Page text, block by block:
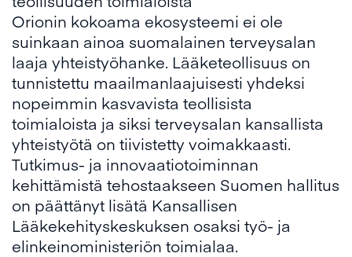
Orionin kokoama ekosysteemi ei ole
suinkaan ainoa suomalainen terveysalan
laaja yhteistyöhanke. Lääketeollisuus on
tunnistettu maailmanlaajuisesti yhdeksi
nopeimmin kasvavista teollisista
toimialoista ja siksi terveysalan kansallista
yhteistyötä on tiivistetty voimakkaasti.
Tutkimus- ja innovaatiotoiminnan
kehittämistä tehostaakseen Suomen hallitus
on päättänyt lisätä Kansallisen
Lääkekehityskeskuksen osaksi työ- ja
elinkeinoministeriön toimialaa.